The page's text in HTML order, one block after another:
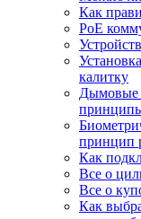
Как
PoE
калитку
Дымовые
принцип
Как
Все о
Все о
Как